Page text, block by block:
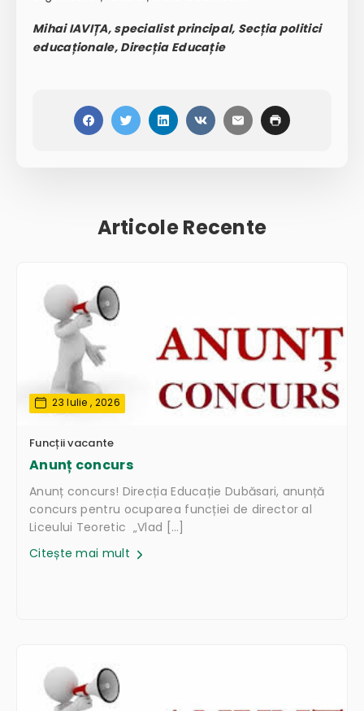
Mihai IAVIȚA, specialist principal, Secția politici
educaționale, Direcția Educație
Articole Recente
23 Iulie , 2026
Funcții vacante
Anunț concurs
Anunț concurs! Direcția Educație Dubăsari, anunță
concurs pentru ocuparea funcției de director al
Liceului Teoretic „Vlad […]
Citește mai mult